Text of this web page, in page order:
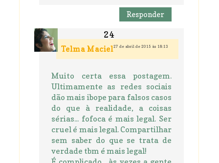
Responder
Telma Maciel27 de abril de 2015 às 18:13
Muito certa essa postagem.
Ultimamente as redes sociais
dão mais ibope para falsos casos
do que à realidade, a coisas
sérias... fofoca é mais legal. Ser
cruel é mais legal. Compartilhar
sem saber do que se trata de
verdade tbm é mais legal!